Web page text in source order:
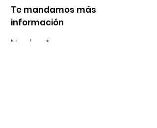
Te mandamos más
información
Nombre